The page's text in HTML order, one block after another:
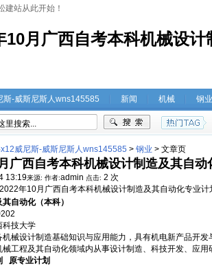
建站从此开始！
10月广西自考本科机械设
斯-威斯尼斯人wns145585 新闻 机械 钢业
威尼斯-威斯尼斯人wns145585 > 钢业 > 文章页
广西自考本科机械设计制造及其自动
13:19来源: 作者:admin 点击: 2 次
年10月广西自考本科机械设计制造及其自动化专业计
自动化（本科）
科技大学
机械设计制造基础知识与应用能力，具有机电新产品开
工程及其自动化领域内从事设计制造、科技开发、应
原专业计划